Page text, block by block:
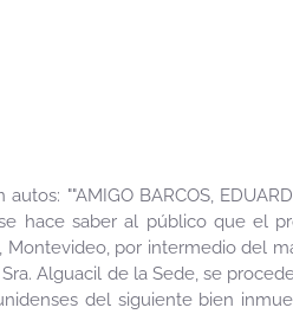
""AMIGO BARCOS,
se hace saber al público que el
Montevideo, por intermedio del
Alguacil de la Sede, se
del siguiente bien